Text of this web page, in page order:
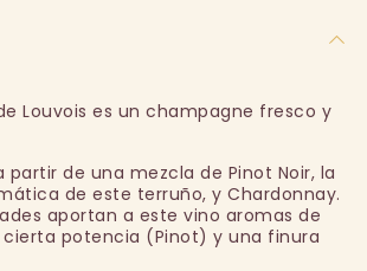
Louvois es un champagne fresco y
partir de una mezcla de Pinot Noir, la
de este terruño, y Chardonnay.
aportan a este vino aromas de
potencia (Pinot) y una finura